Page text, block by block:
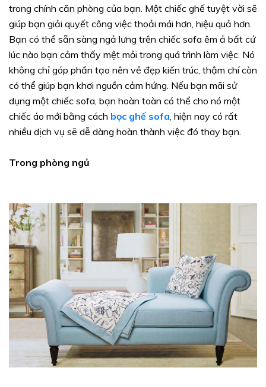
trong chính căn phòng của bạn. Một chiếc ghế tuyệt vời sẽ
giúp bạn giải quyết công việc thoải mái hơn, hiệu quả hơn.
Bạn có thể sẵn sàng ngả lưng trên chiếc sofa êm ả bất cứ
lúc nào bạn cảm thấy mệt mỏi trong quá trình làm việc. Nó
không chỉ góp phần tạo nên vẻ đẹp kiến trúc, thậm chí còn
có thể giúp bạn khơi nguồn cảm hứng. Nếu bạn mãi sử
dụng một chiếc sofa, bạn hoàn toàn có thể cho nó một
chiếc áo mới bằng cách bọc ghế sofa, hiện nay có rất
nhiều dịch vụ sẽ dễ dàng hoàn thành việc đó thay bạn.
Trong phòng ngủ